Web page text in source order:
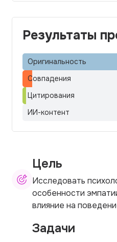
Результаты
Оригинальность
Совпадения
Цитирования
ИИ-контент
Цель
Исследовать
особенности
влияние на
Задачи